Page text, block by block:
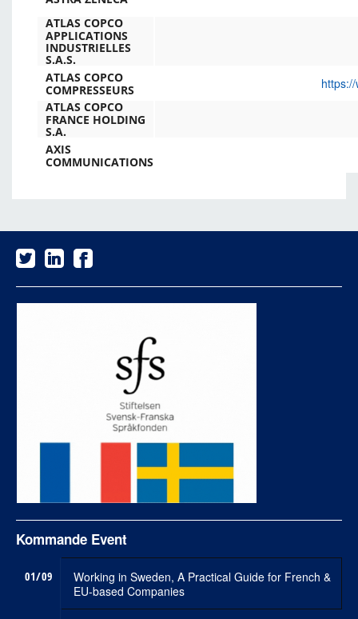
ATLAS COPCO
APPLICATIONS
INDUSTRIELLES
S.A.S.
ATLAS COPCO
COMPRESSEURS
ATLAS COPCO
FRANCE HOLDING
S.A.
AXIS
COMMUNICATIONS
Kommande Event
01/09
Working in Sweden, A Practical Guide for French &
EU-based Companies